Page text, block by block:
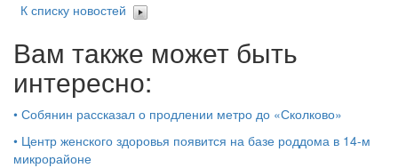
К списку новостей
Вам также может быть
интересно:
• Собянин рассказал о продлении метро до «Сколково»
• Центр женского здоровья появится на базе роддома в 14-м
микрорайоне